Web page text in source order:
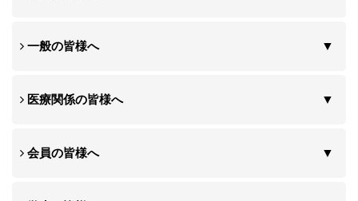
一般の皆様へ
医療関係の皆様へ
会員の皆様へ